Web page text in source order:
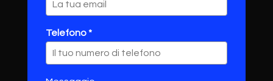
Telefono *